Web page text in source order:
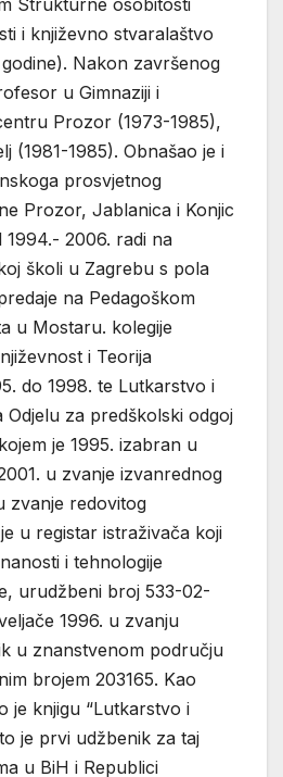
i književno stvaralaštvo
Nakon završenog
u Gimnaziji i
Prozor (1973-1985),
(1981-1985). Obnašao je i
prosvjetnog
Prozor, Jablanica i Konjic
1994.- 2006. radi na
školi u Zagrebu s pola
na Pedagoškom
u Mostaru. kolegije
i Teorija
do 1998. te Lutkarstvo i
za predškolski odgoj
je 1995. izabran u
u zvanje izvanrednog
zvanje redovitog
u registar istraživača koji
i tehnologije
urudžbeni broj 533-02-
1996. u zvanju
u znanstvenom području
brojem 203165. Kao
je knjigu “Lutkarstvo i
je prvi udžbenik za taj
u BiH i Republici